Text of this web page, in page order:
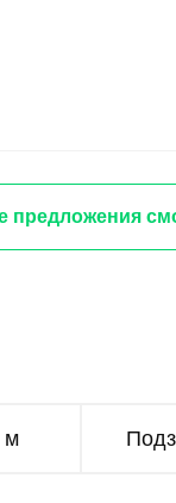
предложения
м